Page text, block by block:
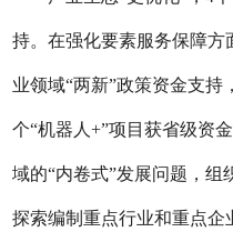
持。在强化要素服务保障方
业领域“两新”政策资金支
个“机器人+”项目获省级资
域的“内卷式”发展问题，组
探索编制重点行业和重点